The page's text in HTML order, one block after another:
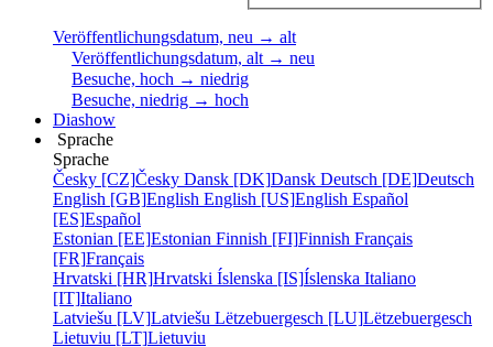
Veröffentlichungsdatum, neu → alt
Veröffentlichungsdatum, alt → neu
Besuche, hoch → niedrig
Besuche, niedrig → hoch
Diashow
Sprache
Sprache
Česky [CZ]Česky Dansk [DK]Dansk Deutsch [DE]Deutsch
English [GB]English English [US]English Español
[ES]Español
Estonian [EE]Estonian Finnish [FI]Finnish Français
[FR]Français
Hrvatski [HR]Hrvatski Íslenska [IS]Íslenska Italiano
[IT]Italiano
Latviešu [LV]Latviešu Lëtzebuergesch [LU]Lëtzebuergesch
Lietuviu [LT]Lietuviu